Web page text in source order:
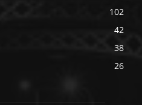
102
42
38
26